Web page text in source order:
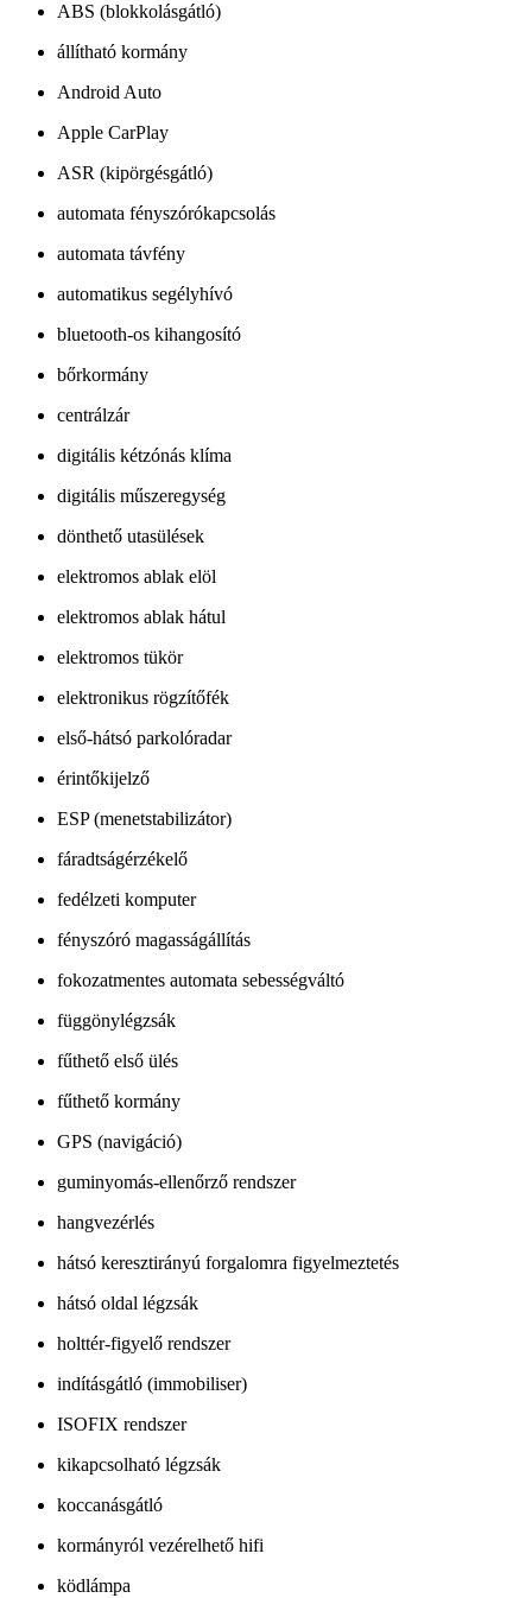
ABS (blokkolásgátló)
állítható kormány
Android Auto
Apple CarPlay
ASR (kipörgésgátló)
automata fényszórókapcsolás
automata távfény
automatikus segélyhívó
bluetooth-os kihangosító
bőrkormány
centrálzár
digitális kétzónás klíma
digitális műszeregység
dönthető utasülések
elektromos ablak elöl
elektromos ablak hátul
elektromos tükör
elektronikus rögzítőfék
első-hátsó parkolóradar
érintőkijelző
ESP (menetstabilizátor)
fáradtságérzékelő
fedélzeti komputer
fényszóró magasságállítás
fokozatmentes automata sebességváltó
függönylégzsák
fűthető első ülés
fűthető kormány
GPS (navigáció)
guminyomás-ellenőrző rendszer
hangvezérlés
hátsó keresztirányú forgalomra figyelmeztetés
hátsó oldal légzsák
holttér-figyelő rendszer
indításgátló (immobiliser)
ISOFIX rendszer
kikapcsolható légzsák
koccanásgátló
kormányról vezérelhető hifi
ködlámpa